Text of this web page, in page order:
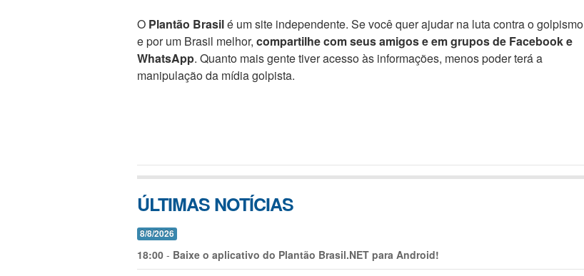
O Plantão Brasilé um site independente. Se você quer ajudar na luta contra o golpismo
e por um Brasil melhor, compartilhe com seus amigos e em grupos de Facebook e
WhatsApp. Quanto mais gente tiver acesso às informações, menos poder terá a
manipulação da mídia golpista.
ÚLTIMAS NOTÍCIAS
8/8/2026
18:00 - Baixe o aplicativo do Plantão Brasil.NET para Android!